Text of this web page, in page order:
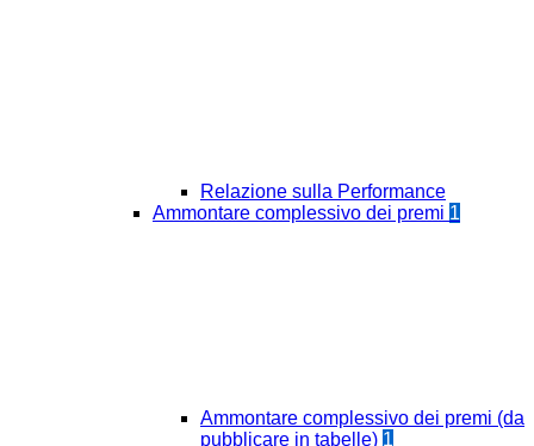
Relazione sulla Performance
Ammontare complessivo dei premi 1
Ammontare complessivo dei premi (da
pubblicare in tabelle) 1